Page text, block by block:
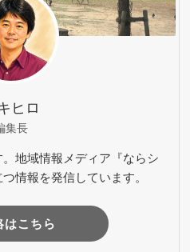
ヒロ
集長
地域情報メディア『ならシ
情報を発信しています。
はこちら